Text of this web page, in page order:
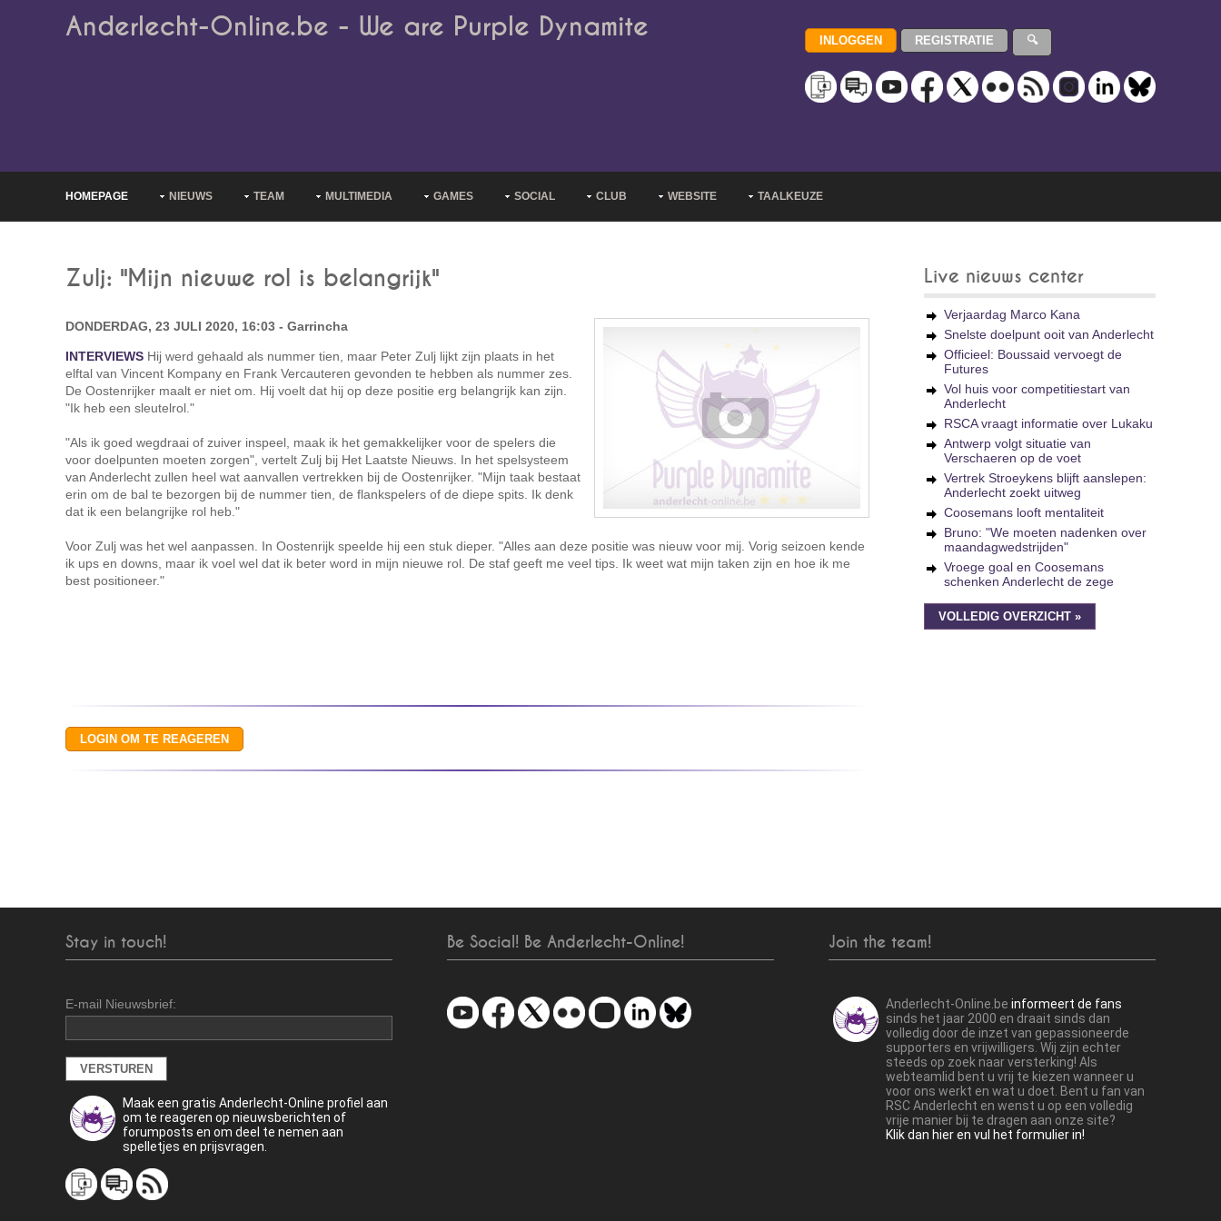
Anderlecht-Online.be - We are Purple Dynamite
HOMEPAGE NIEUWS TEAM MULTIMEDIA GAMES SOCIAL CLUB WEBSITE TAALKEUZE
Zulj: "Mijn nieuwe rol is belangrijk"
DONDERDAG, 23 JULI 2020, 16:03 - Garrincha
INTERVIEWS Hij werd gehaald als nummer tien, maar Peter Zulj lijkt zijn plaats in het
elftal van Vincent Kompany en Frank Vercauteren gevonden te hebben als nummer zes.
De Oostenrijker maalt er niet om. Hij voelt dat hij op deze positie erg belangrijk kan zijn.
"Ik heb een sleutelrol."
"Als ik goed wegdraai of zuiver inspeel, maak ik het gemakkelijker voor de spelers die
voor doelpunten moeten zorgen", vertelt Zulj bij Het Laatste Nieuws. In het spelsysteem
van Anderlecht zullen heel wat aanvallen vertrekken bij de Oostenrijker. "Mijn taak bestaat
erin om de bal te bezorgen bij de nummer tien, de flankspelers of de diepe spits. Ik denk
dat ik een belangrijke rol heb."
Voor Zulj was het wel aanpassen. In Oostenrijk speelde hij een stuk dieper. "Alles aan deze positie was nieuw voor mij. Vorig seizoen kende
ik ups en downs, maar ik voel wel dat ik beter word in mijn nieuwe rol. De staf geeft me veel tips. Ik weet wat mijn taken zijn en hoe ik me
best positioneer."
Live nieuws center
Verjaardag Marco Kana
Snelste doelpunt ooit van Anderlecht
Officieel: Boussaid vervoegt de
Futures
Vol huis voor competitiestart van
Anderlecht
RSCA vraagt informatie over Lukaku
Antwerp volgt situatie van
Verschaeren op de voet
Vertrek Stroeykens blijft aanslepen:
Anderlecht zoekt uitweg
Coosemans looft mentaliteit
Bruno: "We moeten nadenken over
maandagwedstrijden"
Vroege goal en Coosemans
schenken Anderlecht de zege
VOLLEDIG OVERZICHT »
Stay in touch!
E-mail Nieuwsbrief:
Maak een gratis Anderlecht-Online profiel aan
om te reageren op nieuwsberichten of
forumposts en om deel te nemen aan
spelletjes en prijsvragen.
Be Social! Be Anderlecht-Online! Join the team!
Anderlecht-Online.be informeert de fans
sinds het jaar 2000 en draait sinds dan
volledig door de inzet van gepassioneerde
supporters en vrijwilligers. Wij zijn echter
steeds op zoek naar versterking! Als
webteamlid bent u vrij te kiezen wanneer u
voor ons werkt en wat u doet. Bent u fan van
RSC Anderlecht en wenst u op een volledig
vrije manier bij te dragen aan onze site?
Klik dan hier en vul het formulier in!